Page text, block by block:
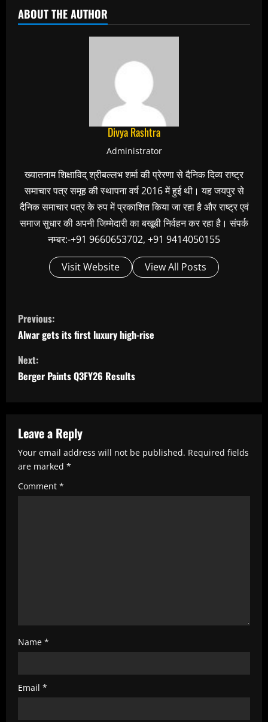
ABOUT THE AUTHOR
Divya Rashtra
Administrator
ख्यातनाम शिक्षाविद् श्रीबल्लभ शर्मा की प्रेरणा से दैनिक दिव्य राष्ट्र
समाचार पत्र समूह की स्थापना वर्ष 2016 में हुई थी। यह जयपुर से
दैनिक समाचार पत्र के रुप में प्रकाशित किया जा रहा है और राष्ट्र एवं
समाज सुधार की अपनी जिम्मेदारी का बखूबी निर्वहन कर रहा है। संपर्क
नम्बर:-+91 9660653702, +91 9414050155
Visit Website View All Posts
C
o
n
t
u
e
R
e
Previous:
Alwar gets its first luxury high-rise
Next:
Berger Paints Q3FY26 Results
Leave a Reply
Your email address will not be published. Required fields
are marked *
Comment *
Name *
Email *